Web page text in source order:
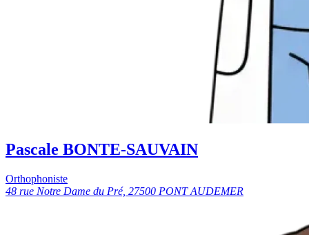
Pascale BONTE-SAUVAIN
Orthophoniste
48 rue Notre Dame du Pré, 27500 PONT AUDEMER